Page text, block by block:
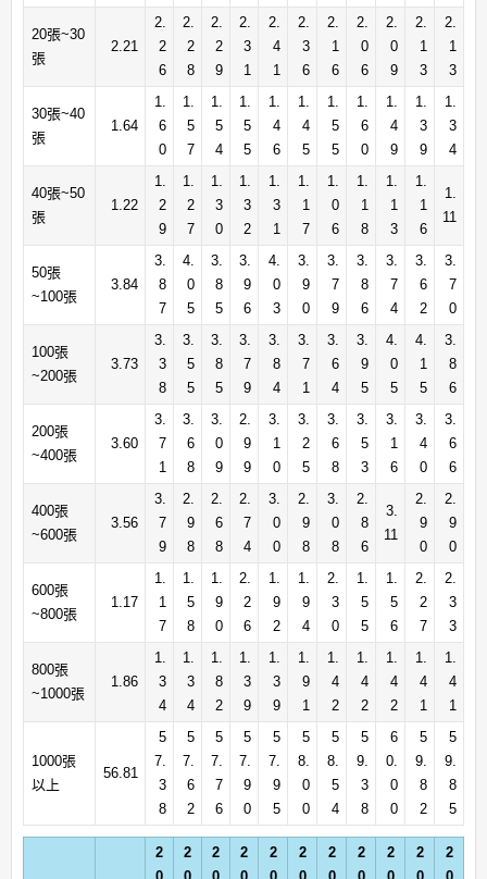
20張~30
張
2.21
2.
2
6
2.
2
8
2.
2
9
2.
3
1
2.
4
1
2.
3
6
2.
1
6
2.
0
6
2.
0
9
2.
1
3
2.
1
3
30張~40
張
1.64
1.
6
0
1.
5
7
1.
5
4
1.
5
5
1.
4
6
1.
4
5
1.
5
5
1.
6
0
1.
4
9
1.
3
9
1.
3
4
40張~50
張
1.22
1.
2
9
1.
2
7
1.
3
0
1.
3
2
1.
3
1
1.
1
7
1.
0
6
1.
1
8
1.
1
3
1.
1
6
1.
11
50張
~100張
3.84
3.
8
7
4.
0
5
3.
8
5
3.
9
6
4.
0
3
3.
9
0
3.
7
9
3.
8
6
3.
7
4
3.
6
2
3.
7
0
100張
~200張
3.73
3.
3
8
3.
5
5
3.
8
5
3.
7
9
3.
8
4
3.
7
1
3.
6
4
3.
9
5
4.
0
5
4.
1
5
3.
8
6
200張
~400張
3.60
3.
7
1
3.
6
8
3.
0
9
2.
9
9
3.
1
0
3.
2
5
3.
6
8
3.
5
3
3.
1
6
3.
4
0
3.
6
6
400張
~600張
3.56
3.
7
9
2.
9
8
2.
6
8
2.
7
4
3.
0
0
2.
9
8
3.
0
8
2.
8
6
3.
11
2.
9
0
2.
9
0
600張
~800張
1.17
1.
1
7
1.
5
8
1.
9
0
2.
2
6
1.
9
2
1.
9
4
2.
3
0
1.
5
5
1.
5
6
2.
2
7
2.
3
3
800張
~1000張
1.86
1.
3
4
1.
3
4
1.
8
2
1.
3
9
1.
3
9
1.
9
1
1.
4
2
1.
4
2
1.
4
2
1.
4
1
1.
4
1
1000張
以上
56.81
5
7.
3
8
5
7.
6
2
5
7.
7
6
5
7.
9
0
5
7.
9
5
5
8.
0
0
5
8.
5
4
5
9.
3
8
6
0.
0
0
5
9.
8
2
5
9.
8
5
2
2
2
2
2
2
2
2
2
2
2